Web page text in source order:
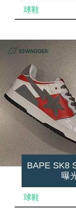
球鞋
BAPE SK8
曝
球鞋